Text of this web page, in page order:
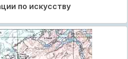
по искусству